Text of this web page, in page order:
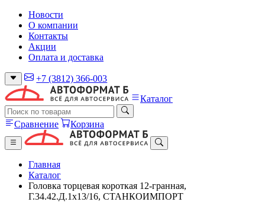
Новости
О компании
Контакты
Акции
Оплата и доставка
+7 (3812) 366-003
Каталог
Сравнение Корзина
Главная
Каталог
Головка торцевая короткая 12-гранная,
Г.34.42.Д.1x13/16, СТАНКОИМПОРТ